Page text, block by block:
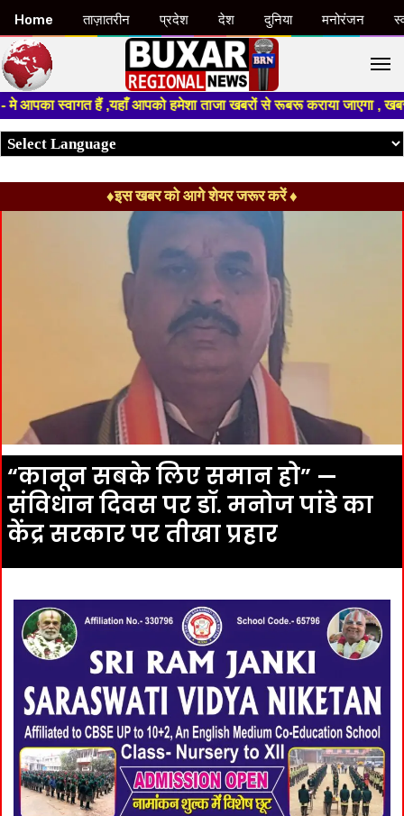
हैं ,यहाँ आपको हमेशा ताजा खबरों से रूबरू कराया जाएगा , खबर ओर
♦इस खबर को आगे शेयर जरूर करें ♦
“कानून सबके लिए समान हो” —
संविधान दिवस पर डॉ. मनोज पांडे का
केंद्र सरकार पर तीखा प्रहार
Home ताज़ातरीन प्रदेश देश दुनिया मनोरंजन